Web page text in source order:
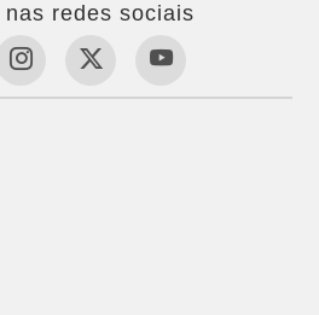
nas redes sociais